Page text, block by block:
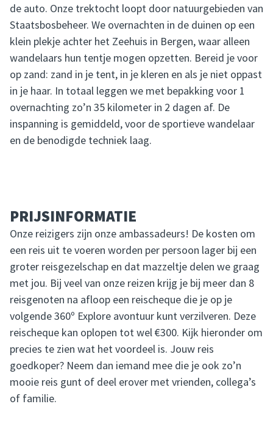
de auto. Onze trektocht loopt door natuurgebieden van
Staatsbosbeheer. We overnachten in de duinen op een
klein plekje achter het Zeehuis in Bergen, waar alleen
wandelaars hun tentje mogen opzetten. Bereid je voor
op zand: zand in je tent, in je kleren en als je niet oppast
in je haar. In totaal leggen we met bepakking voor 1
overnachting zo’n 35 kilometer in 2 dagen af. De
inspanning is gemiddeld, voor de sportieve wandelaar
en de benodigde techniek laag.
PRIJSINFORMATIE
Onze reizigers zijn onze ambassadeurs! De kosten om
een reis uit te voeren worden per persoon lager bij een
groter reisgezelschap en dat mazzeltje delen we graag
met jou. Bij veel van onze reizen krijg je bij meer dan 8
reisgenoten na afloop een reischeque die je op je
volgende 360º Explore avontuur kunt verzilveren. Deze
reischeque kan oplopen tot wel €300. Kijk hieronder om
precies te zien wat het voordeel is. Jouw reis
goedkoper? Neem dan iemand mee die je ook zo’n
mooie reis gunt of deel erover met vrienden, collega’s
of familie.